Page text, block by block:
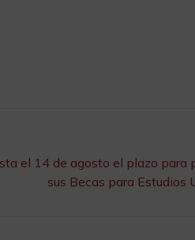
el 14 de agosto el plazo para
sus Becas para Estudios